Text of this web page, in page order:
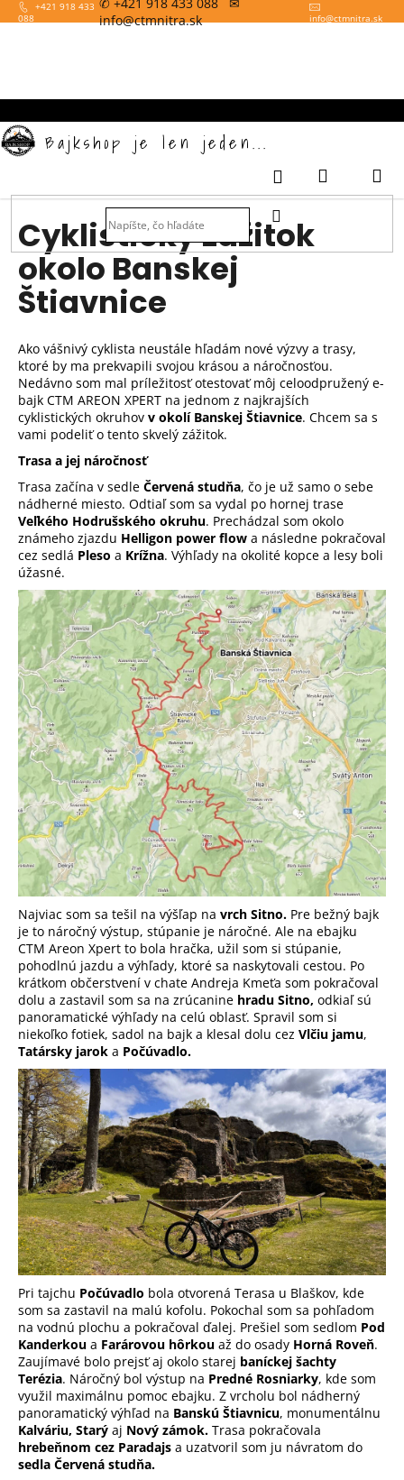
Prejsť
na
info@ctmnitra.sk
info@ctmnitra.sk
+421 918 433
088
Bajkshop je len jeden...
HĽADAŤ
Prihlásenie
Nákupný
Cyklistický zážitok
okolo Banskej
Štiavnice
Ako vášnivý cyklista neustále hľadám nové výzvy a trasy,
ktoré by ma prekvapili svojou krásou a náročnosťou.
Nedávno som mal príležitosť otestovať môj celoodpružený e-
bajk CTM AREON XPERT na jednom z najkrajších
cyklistických okruhov v okolí Banskej Štiavnice. Chcem sa s
vami podeliť o tento skvelý zážitok.
Trasa a jej náročnosť
Trasa začína v sedle Červená studňa, čo je už samo o sebe
nádherné miesto. Odtiaľ som sa vydal po hornej trase
Veľkého Hodrušského okruhu. Prechádzal som okolo
známeho zjazdu Helligon power flow a následne pokračoval
cez sedlá Pleso a Krížna. Výhľady na okolité kopce a lesy boli
úžasné.
Najviac som sa tešil na výšľap na vrch Sitno. Pre bežný bajk
je to náročný výstup, stúpanie je náročné. Ale na ebajku
CTM Areon Xpert to bola hračka, užil som si stúpanie,
pohodlnú jazdu a výhľady, ktoré sa naskytovali cestou. Po
krátkom občerstvení v chate Andreja Kmeťa som pokračoval
dolu a zastavil som sa na zrúcanine hradu Sitno, odkiaľ sú
panoramatické výhľady na celú oblasť. Spravil som si
niekoľko fotiek, sadol na bajk a klesal dolu cez Vlčiu jamu,
Tatársky jarok a Počúvadlo.
Pri tajchu Počúvadlo bola otvorená Terasa u Blaškov, kde
som sa zastavil na malú kofolu. Pokochal som sa pohľadom
na vodnú plochu a pokračoval ďalej. Prešiel som sedlom Pod
Kanderkou a Farárovou hôrkou až do osady Horná Roveň.
Zaujímavé bolo prejsť aj okolo starej baníckej šachty
Terézia. Náročný bol výstup na Predné Rosniarky, kde som
využil maximálnu pomoc ebajku. Z vrcholu bol nádherný
panoramatický výhľad na Banskú Štiavnicu, monumentálnu
Kalváriu, Starý aj Nový zámok. Trasa pokračovala
hrebeňnom cez Paradajs a uzatvoril som ju návratom do
sedla Červená studňa.
k